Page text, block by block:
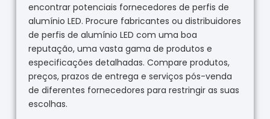
encontrar potenciais fornecedores de perfis de
alumínio LED. Procure fabricantes ou distribuidores
de perfis de alumínio LED com uma boa
reputação, uma vasta gama de produtos e
especificações detalhadas. Compare produtos,
preços, prazos de entrega e serviços pós-venda
de diferentes fornecedores para restringir as suas
escolhas.